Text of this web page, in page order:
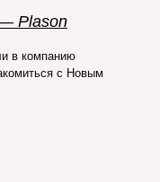
Plason
в компанию
с Новым